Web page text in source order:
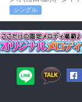
シングル